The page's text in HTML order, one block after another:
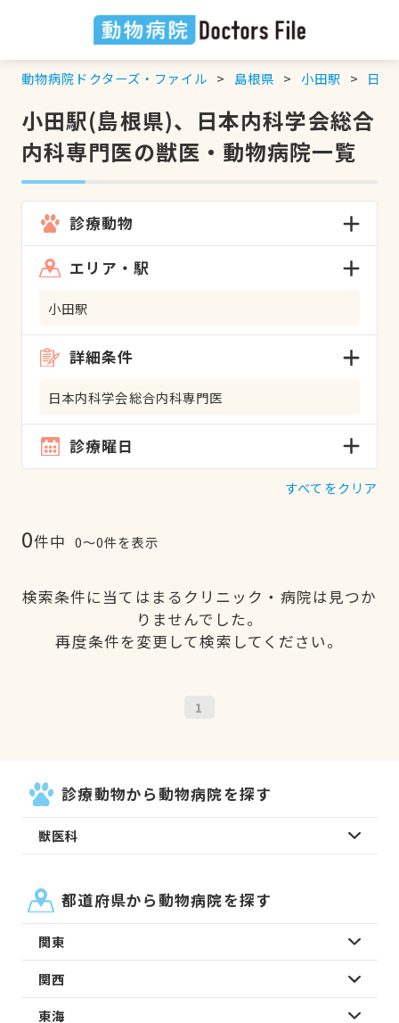
動物病院ドクターズ・ファイル 島根県 小田駅 日本
小田駅(島根県)、日本内科学会総合
内科専門医の獣医・動物病院一覧
診療動物
エリア・駅
小田駅
詳細条件
日本内科学会総合内科専門医
診療曜日
すべてをクリア
0件中 0〜0件を表示
検索条件に当てはまるクリニック・病院は見つか
りませんでした。
再度条件を変更して検索してください。
1
診療動物から動物病院を探す
獣医科
都道府県から動物病院を探す
関東
関西
東海